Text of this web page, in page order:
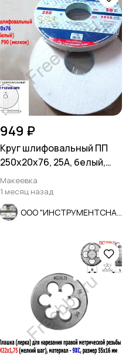
949 ₽
Круг шлифовальный ПП
250х20х76, 25А, белый,
F90, K-L V, мелкое зерно.
Макеевка
1 месяц назад